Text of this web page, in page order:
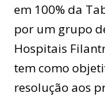
em 100% da
por um grupo
Hospitais
tem como
resolução aos